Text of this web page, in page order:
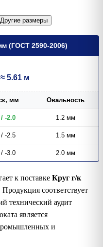
Другие размеры
(ГОСТ 2590-2006)
5.61 м
мм Овальность
-2.0 1.2 мм
-2.5 1.5 мм
-3.0 2.0 мм
к поставке Круг г/к
Продукция соответствует
технический аудит
является
и